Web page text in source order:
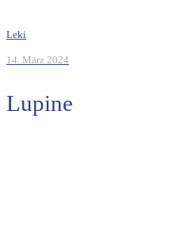
Leki
14. März 2024
Lupine